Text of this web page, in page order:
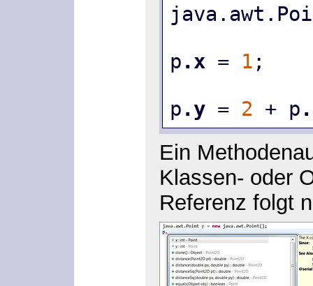
p .x = 1 ;
p .y = 2 + p
Ein
Klassen- oder
Referenz folgt